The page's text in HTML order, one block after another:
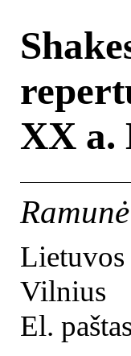
XX a.
Lietuvos
Vilnius
El. paštas